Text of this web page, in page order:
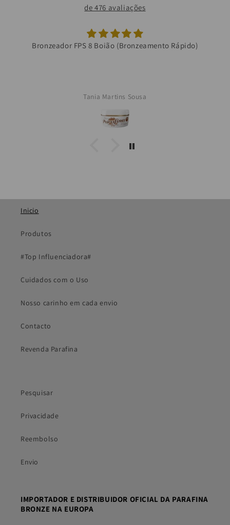
de 476 avaliações
Bronzeador FPS 8 Boião (Bronzeamento Rápido)
Tania Martins Sousa
Inicio
Produtos
#Top Influenciadora#
Cuidados com o Uso
Nosso carinho em cada envio
Contacto
Revenda Parafina
Pesquisar
Privacidade
Reembolso
Envio
IMPORTADOR E DISTRIBUIDOR OFICIAL DA PARAFINA
BRONZE NA EUROPA